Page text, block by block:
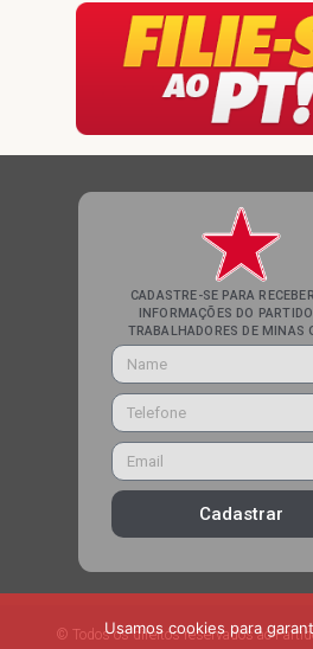
CADASTRE-SE PARA
INFORMAÇÕES DO
TRABALHADORES DE MINAS
Cadastrar
© Todos os direitos reservados ao
Usamos cookies para